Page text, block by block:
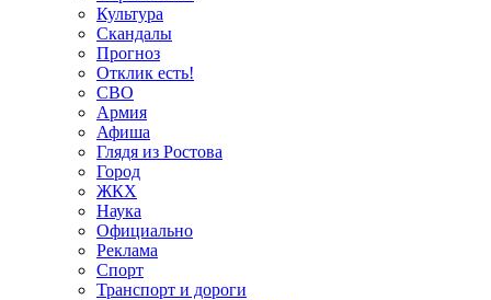
Культура
Скандалы
Прогноз
Отклик есть!
СВО
Армия
Афиша
Глядя из Ростова
Город
ЖКХ
Наука
Официально
Реклама
Спорт
Транспорт и дороги